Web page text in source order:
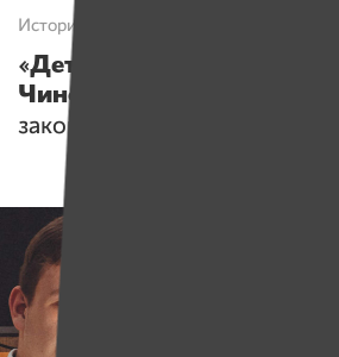
Истории
«Детям — питание за
Чиновникам — выговоры»
закончились проверки в